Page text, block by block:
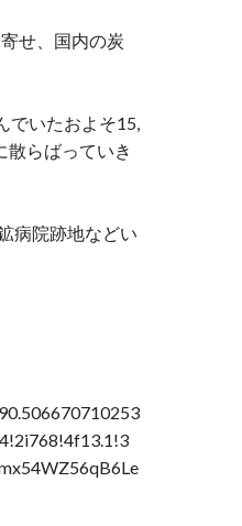
せ、国内の炭
でいたおよそ15,
らばっていき
病院跡地などい